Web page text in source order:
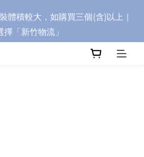
全面升級新上市🎉
積較大，如購買三個(含)以上｜
「新竹物流」